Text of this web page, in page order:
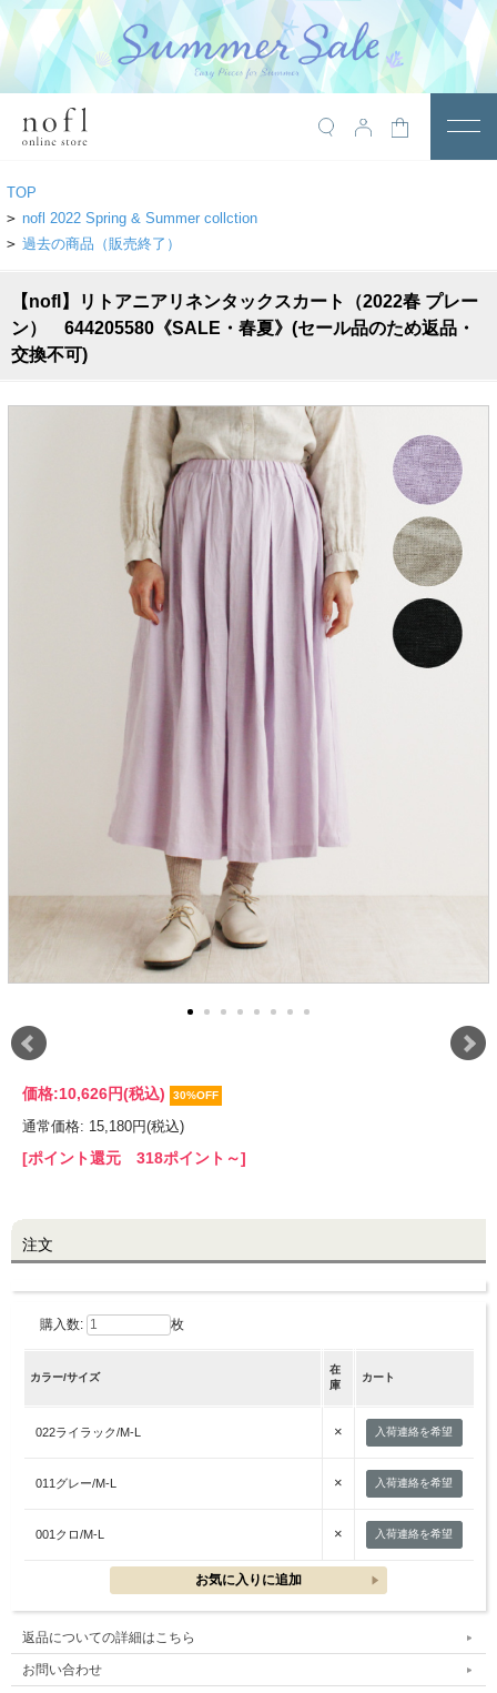
￥10,800税込以上で送料無料
トップス
ワンピース
スカート
レギンス・インナー
服飾雑貨
全てのアイテム
SALE ITEM
ブランド
お買い物カゴ
ご利用について
実店舗のご案内
FOLLOW US ON
brand site
TOP
> nofl 2022 Spring & Summer collction
> 過去の商品（販売終了）
【nofl】リトアニアリネンタックスカート（2022春 プレー
ン） 644205580《SALE・春夏》(セール品のため返品・
交換不可)
価格:10,626円(税込) 30%OFF
通常価格: 15,180円(税込)
[ポイント還元 318ポイント～]
注文
購入数: 枚
カラー/サイズ
在
庫
カート
022ライラック/M-L × 入荷連絡を希望
011グレー/M-L × 入荷連絡を希望
001クロ/M-L × 入荷連絡を希望
返品についての詳細はこちら
お問い合わせ